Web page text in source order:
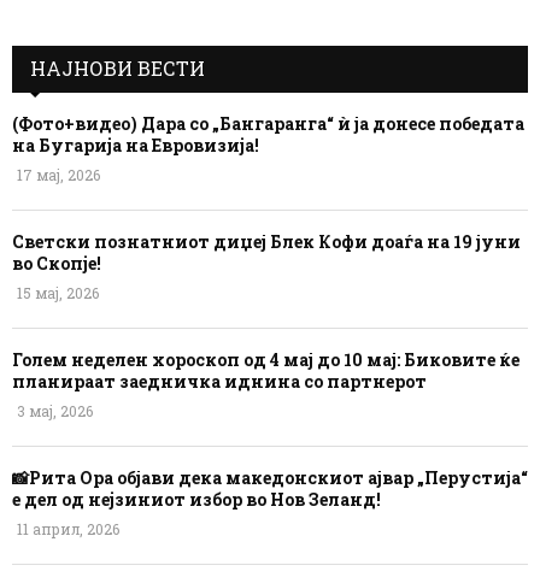
НАЈНОВИ ВЕСТИ
(Фото+видео) Дара со „Бангаранга“ ѝ ја донесе победата
на Бугарија на Евровизија!
17 мај, 2026
Светски познатниот диџеј Блек Кофи доаѓа на 19 јуни
во Скопје!
15 мај, 2026
Голем неделен хороскоп од 4 мај до 10 мај: Биковите ќе
планираат заедничка иднина со партнерот
3 мај, 2026
📸Рита Ора објави дека македонскиот ајвар „Перустија“
е дел од нејзиниот избор во Нов Зеланд!
11 април, 2026